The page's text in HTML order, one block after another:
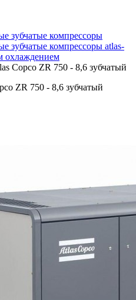
зубчатые компрессоры
зубчатые компрессоры atlas-
охлаждением
Copco ZR 750 - 8,6 зубчатый
ZR 750 - 8,6 зубчатый